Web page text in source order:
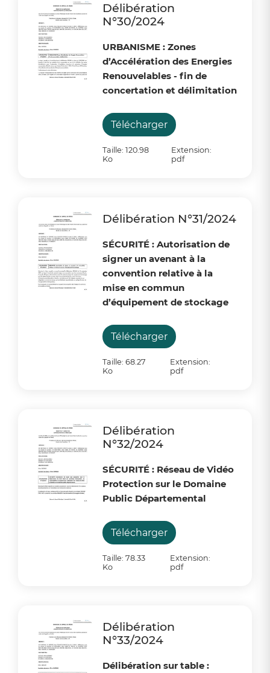
Délibération
N°30/2024
URBANISME : Zones
d’Accélération des Energies
Renouvelables - fin de
concertation et délimitation
Télécharger
Taille: 120.98
Ko
Extension:
pdf
Délibération N°31/2024
SÉCURITÉ : Autorisation de
signer un avenant à la
convention relative à la
mise en commun
d’équipement de stockage
Télécharger
Taille: 68.27
Ko
Extension:
pdf
Délibération
N°32/2024
SÉCURITÉ : Réseau de Vidéo
Protection sur le Domaine
Public Départemental
Télécharger
Taille: 78.33
Ko
Extension:
pdf
Délibération
N°33/2024
Délibération sur table :